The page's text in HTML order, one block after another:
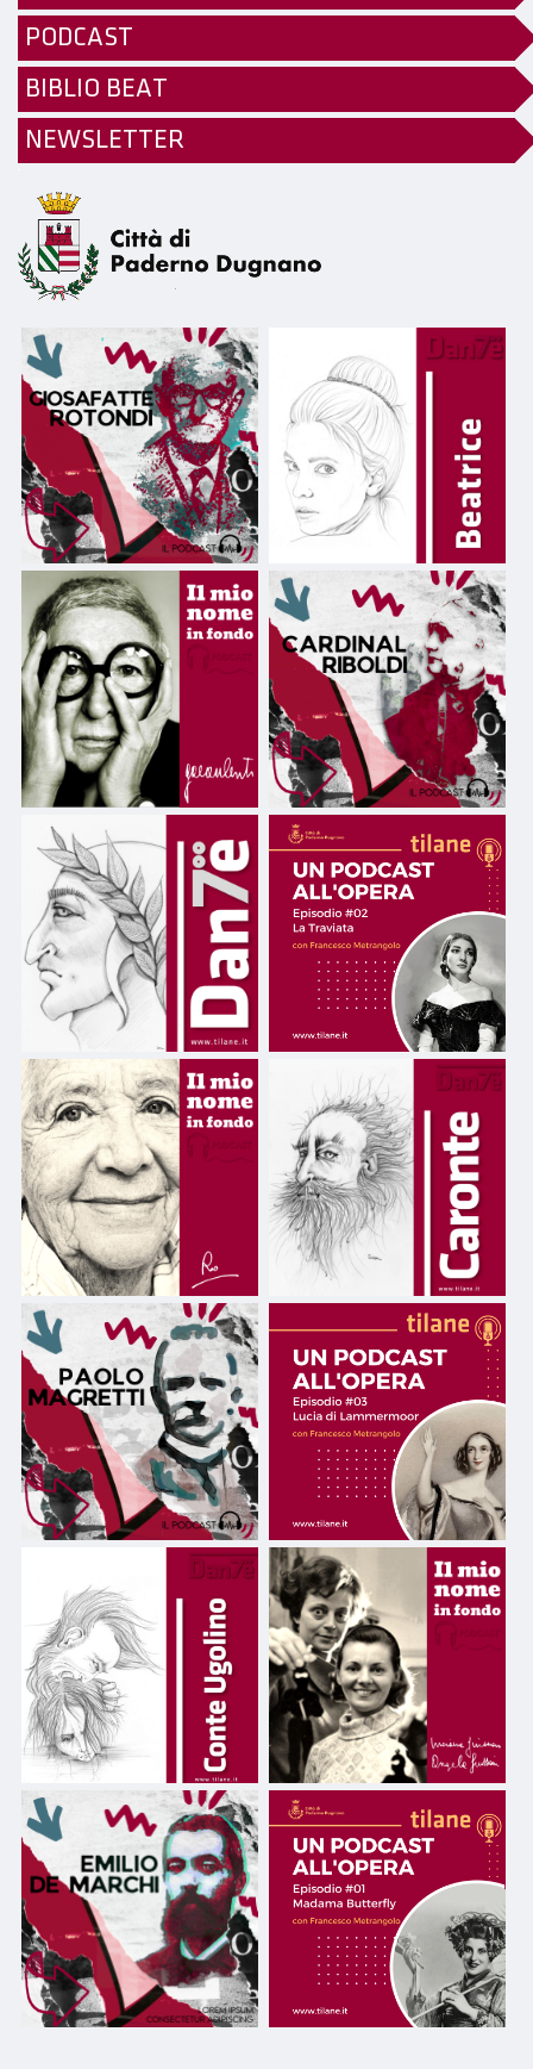
PODCAST
BIBLIO BEAT
NEWSLETTER